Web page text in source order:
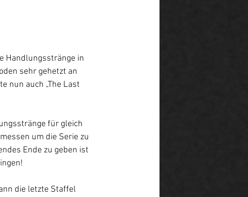
Handlungsstränge in
sehr gehetzt an
nun auch „The Last
für gleich
um die Serie zu
Ende zu geben ist
die letzte Staffel